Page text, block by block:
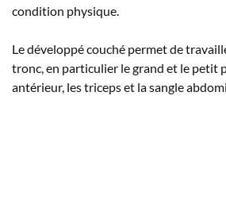
condition physique.
Le développé couché permet de
tronc, en particulier le grand et le petit
antérieur, les triceps et la sangle